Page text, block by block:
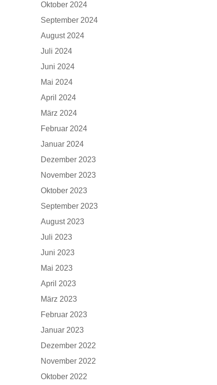
Oktober 2024
September 2024
August 2024
Juli 2024
Juni 2024
Mai 2024
April 2024
März 2024
Februar 2024
Januar 2024
Dezember 2023
November 2023
Oktober 2023
September 2023
August 2023
Juli 2023
Juni 2023
Mai 2023
April 2023
März 2023
Februar 2023
Januar 2023
Dezember 2022
November 2022
Oktober 2022